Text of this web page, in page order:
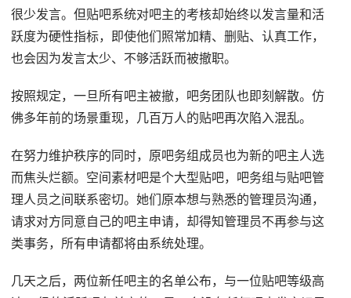
很少发言。但贴吧系统对吧主的考核却始终以发言量和活
跃度为硬性指标，即使他们照常加精、删贴、认真工作，
也会因为发言太少、不够活跃而被撤职。
按照规定，一旦所有吧主被撤，吧务团队也即刻解散。仿
佛多年前的场景重现，几百万人的贴吧再次陷入混乱。
在努力维护秩序的同时，原吧务组成员也为新的吧主人选
而焦头烂额。空间素材吧是个大型贴吧，吧务组与贴吧管
理人员之间联系密切。她们原本想与熟悉的管理员沟通，
请求对方同意自己的吧主申请，却得知管理员不再参与这
类事务，所有申请都将由系统处理。
几天之后，两位新任吧主的名单公布，与一位贴吧等级高